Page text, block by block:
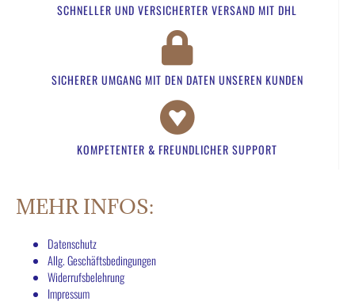
SCHNELLER UND VERSICHERTER VERSAND MIT DHL
SICHERER UMGANG MIT DEN DATEN UNSEREN KUNDEN​
KOMPETENTER & FREUNDLICHER SUPPORT​
MEHR INFOS:
Datenschutz
Allg. Geschäftsbedingungen
Widerrufsbelehrung
Impressum